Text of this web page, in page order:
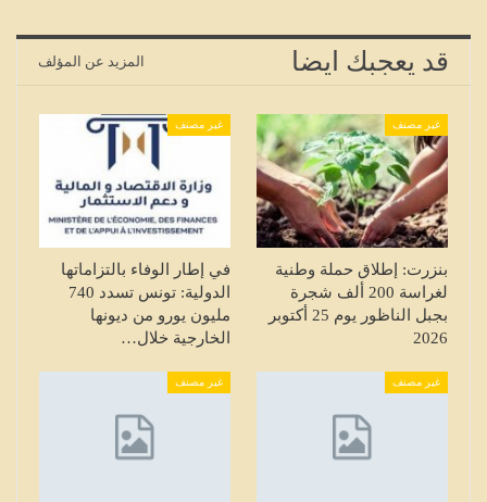
قد يعجبك ايضا المزيد عن المؤلف
غير مصنف
بنزرت: إطلاق حملة وطنية
لغراسة 200 ألف شجرة
بجبل الناظور يوم 25 أكتوبر
2026
غير مصنف
في إطار الوفاء بالتزاماتها
الدولية: تونس تسدد 740
مليون يورو من ديونها
الخارجية خلال…
غير مصنف غير مصنف